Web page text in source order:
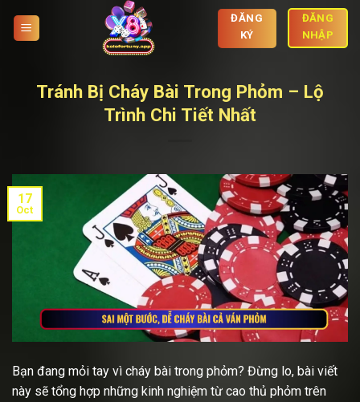
ĐĂNG
KÝ
ĐĂNG
NHẬP
Tránh Bị Cháy Bài Trong Phỏm – Lộ
Trình Chi Tiết Nhất
17
Oct
Bạn đang mỏi tay vì cháy bài trong phỏm? Đừng lo, bài viết
này sẽ tổng hợp những kinh nghiệm từ cao thủ phỏm trên